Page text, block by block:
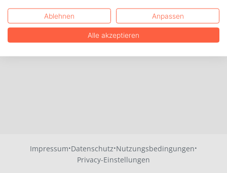
Impressum·Datenschutz·Nutzungsbedingungen·
Privacy-Einstellungen
Ablehnen Anpassen
Alle akzeptieren